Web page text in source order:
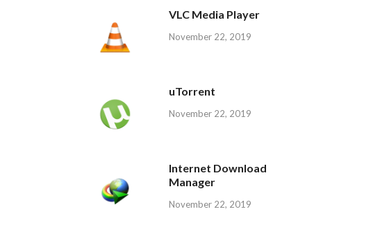
VLC Media Player
November 22, 2019
uTorrent
November 22, 2019
Internet Download
Manager
November 22, 2019